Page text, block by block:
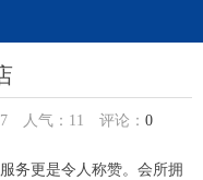
人气： 11 评论： 0
更是令人称赞。会所拥